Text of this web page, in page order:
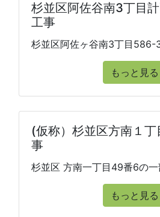
杉並区阿佐谷南3丁目
工事
杉並区阿佐ヶ谷南3丁目586-
もっと見る
(仮称）杉並区方南１
事
杉並区 方南一丁目49番6の一
もっと見る